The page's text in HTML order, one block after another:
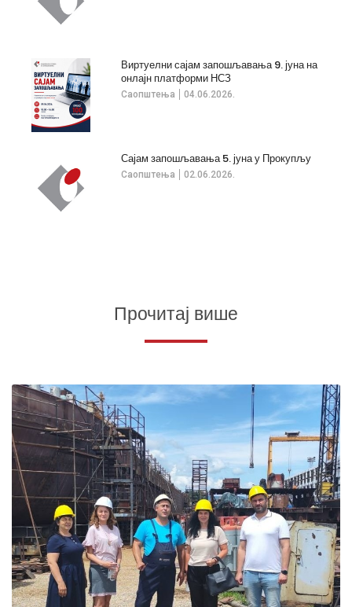
Саопштења 04.06.2026.
Виртуелни сајам запошљавања 9. јуна на
онлајн платформи НСЗ
Саопштења 02.06.2026.
Сајам запошљавања 5. јуна у Прокупљу
Прочитај више